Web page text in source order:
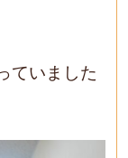
ていました